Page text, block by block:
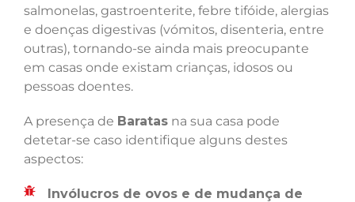
salmonelas, gastroenterite, febre tifóide, alergias
e doenças digestivas (vómitos, disenteria, entre
outras), tornando-se ainda mais preocupante
em casas onde existam crianças, idosos ou
pessoas doentes.
A presença de Baratas na sua casa pode
detetar-se caso identifique alguns destes
aspectos:
Invólucros de ovos e de mudança de